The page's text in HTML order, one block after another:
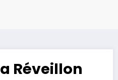
Réveillon